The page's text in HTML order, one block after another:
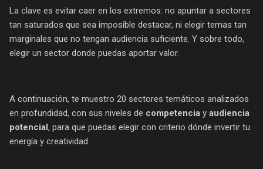
La clave es evitar caer en los extremos: no apuntar a sectores
tan saturados que sea imposible destacar, ni elegir temas tan
marginales que no tengan audiencia suficiente. Y sobre todo,
elegir un sector donde puedas aportar valor.
A continuación, te muestro 20 sectores temáticos analizados
en profundidad, con sus niveles de competencia y audiencia
potencial, para que puedas elegir con criterio dónde invertir tu
energía y creatividad.